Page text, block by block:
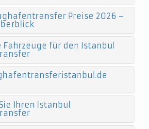
Preise 2026 –
für den Istanbul
Ihren Istanbul